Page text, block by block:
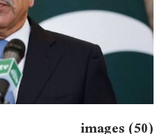
images (50)